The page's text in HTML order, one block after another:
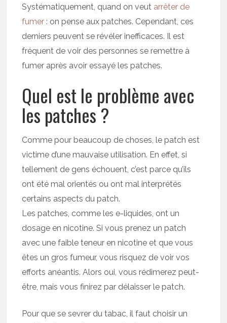
Systématiquement, quand on veut arrêter de
fumer : on pense aux patches. Cependant, ces
derniers peuvent se révéler inefficaces. Il est
fréquent de voir des personnes se remettre à
fumer après avoir essayé les patches.
Quel est le problème avec
les patches ?
Comme pour beaucoup de choses, le patch est
victime d’une mauvaise utilisation. En effet, si
tellement de gens échouent, c’est parce qu’ils
ont été mal orientés ou ont mal interprétés
certains aspects du patch.
Les patches, comme les e-liquides, ont un
dosage en nicotine. Si vous prenez un patch
avec une faible teneur en nicotine et que vous
êtes un gros fumeur, vous risquez de voir vos
efforts anéantis. Alors oui, vous rédimerez peut-
être, mais vous finirez par délaisser le patch.
Pour que se sevrer du tabac, il faut choisir un